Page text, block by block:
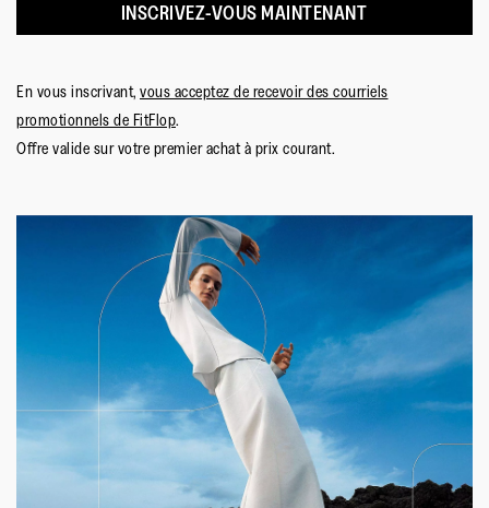
INSCRIVEZ-VOUS MAINTENANT
En vous inscrivant, vous acceptez de recevoir des courriels
promotionnels de FitFlop.
Offre valide sur votre premier achat à prix courant.